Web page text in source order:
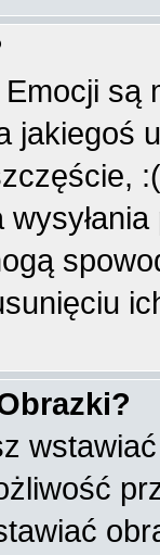
są
jakiegoś